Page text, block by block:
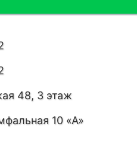
48, 3 этаж
10 «А»